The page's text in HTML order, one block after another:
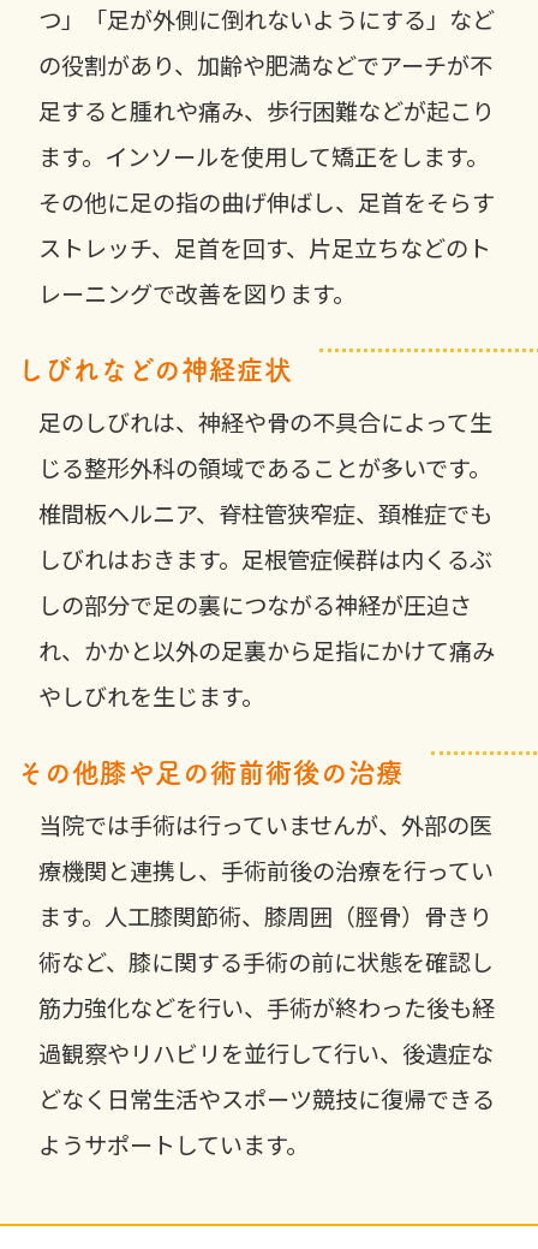
つ」「足が外側に倒れないようにする」など
の役割があり、加齢や肥満などでアーチが不
足すると腫れや痛み、歩行困難などが起こり
ます。インソールを使用して矯正をします。
その他に足の指の曲げ伸ばし、足首をそらす
ストレッチ、足首を回す、片足立ちなどのト
レーニングで改善を図ります。
しびれなどの神経症状
足のしびれは、神経や骨の不具合によって生
じる整形外科の領域であることが多いです。
椎間板ヘルニア、脊柱管狭窄症、頚椎症でも
しびれはおきます。足根管症候群は内くるぶ
しの部分で足の裏につながる神経が圧迫さ
れ、かかと以外の足裏から足指にかけて痛み
やしびれを生じます。
その他膝や足の術前術後の治療
当院では手術は行っていませんが、外部の医
療機関と連携し、手術前後の治療を行ってい
ます。人工膝関節術、膝周囲（脛骨）骨きり
術など、膝に関する手術の前に状態を確認し
筋力強化などを行い、手術が終わった後も経
過観察やリハビリを並行して行い、後遺症な
どなく日常生活やスポーツ競技に復帰できる
ようサポートしています。